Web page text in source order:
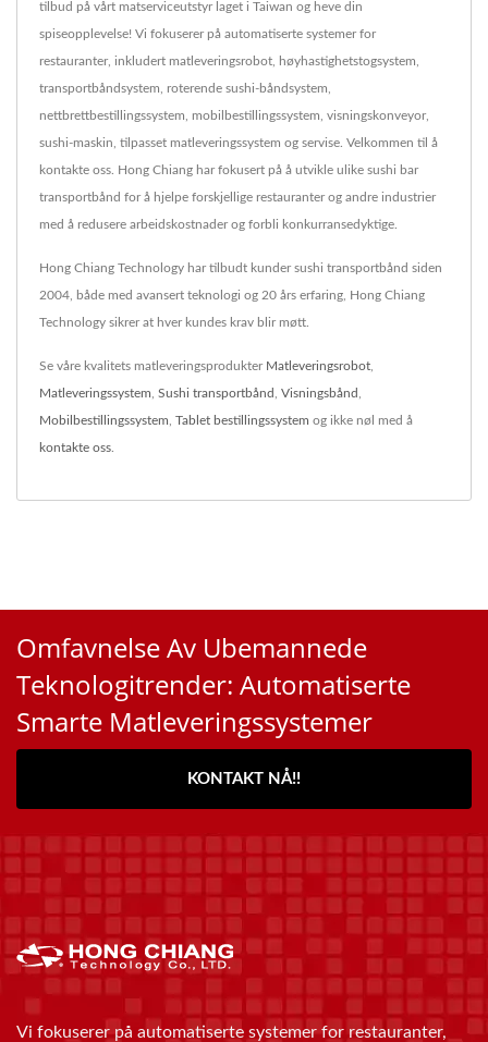
tilbud på vårt matserviceutstyr laget i Taiwan og heve din
spiseopplevelse! Vi fokuserer på automatiserte systemer for
restauranter, inkludert matleveringsrobot, høyhastighetstogsystem,
transportbåndsystem, roterende sushi-båndsystem,
nettbrettbestillingssystem, mobilbestillingssystem, visningskonveyor,
sushi-maskin, tilpasset matleveringssystem og servise. Velkommen til å
kontakte oss. Hong Chiang har fokusert på å utvikle ulike sushi bar
transportbånd for å hjelpe forskjellige restauranter og andre industrier
med å redusere arbeidskostnader og forbli konkurransedyktige.
Hong Chiang Technology har tilbudt kunder sushi transportbånd siden
2004, både med avansert teknologi og 20 års erfaring, Hong Chiang
Technology sikrer at hver kundes krav blir møtt.
Se våre kvalitets matleveringsprodukter Matleveringsrobot
Matleveringssystem Sushi transportbånd Visningsbånd
Mobilbestillingssystem Tablet bestillingssystem og ikke nøl med å
kontakte oss
Omfavnelse Av Ubemannede
Teknologitrender: Automatiserte
Smarte Matleveringssystemer
KONTAKT NÅ!!
Vi fokuserer på automatiserte systemer for restauranter,